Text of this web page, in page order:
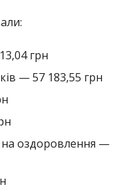
грн
— 57 183,55 грн
на оздоровлення —